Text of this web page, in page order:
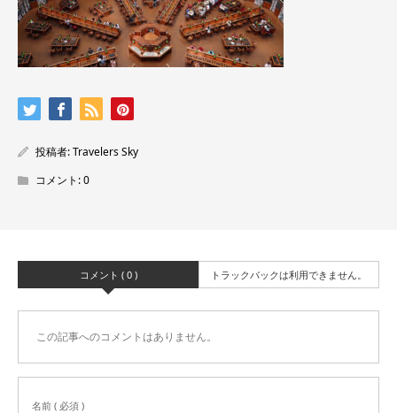
投稿者:Travelers Sky
コメント:0
コメント ( 0 ) トラックバックは利用できません。
この記事へのコメントはありません。
名前 ( 必須 )